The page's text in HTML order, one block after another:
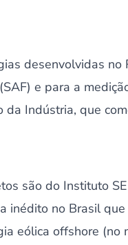
desenvolvidas
e para a
da Indústria, que
são do Instituto
inédito no Brasil
eólica offshore (no